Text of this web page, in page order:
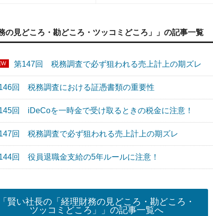
の見どころ・勘どころ・ツッコミどころ」」の記事一覧
第147回 税務調査で必ず狙われる売上計上の期ズレ
回 税務調査における証憑書類の重要性
回 iDeCoを一時金で受け取るときの税金に注意！
回 税務調査で必ず狙われる売上計上の期ズレ
回 役員退職金支給の5年ルールに注意！
「賢い社長の「経理財務の見どころ・勘どころ・
ツッコミどころ」」の記事一覧へ